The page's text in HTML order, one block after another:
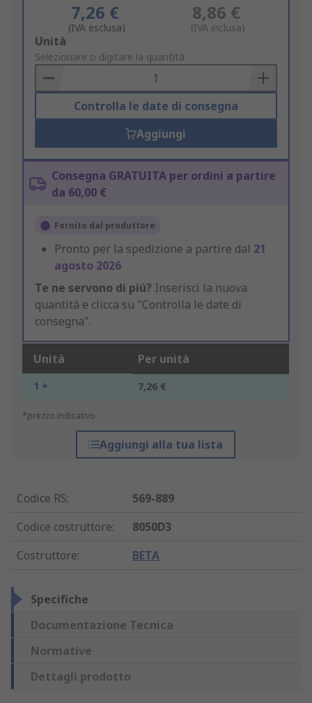
7,26 €
(IVA esclusa)
8,86 €
(IVA inclusa)
Add
to
Basket
Unità
Selezionare o digitare la quantità
Controlla le date di consegna
Aggiungi
Consegna GRATUITA per ordini a partire
da 60,00 €
Fornito dal produttore
Pronto per la spedizione a partire dal 21
agosto 2026
Te ne servono di più? Inserisci la nuova
quantità e clicca su "Controlla le date di
consegna".
Unità Per unità
1 + 7,26 €
*prezzo indicativo
Aggiungi alla tua lista
Codice RS:
569-889
Codice costruttore:
8050D3
Costruttore: BETA
Specifiche
Documentazione Tecnica
Normative
Dettagli prodotto